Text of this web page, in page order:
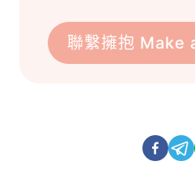
聯繫擁抱